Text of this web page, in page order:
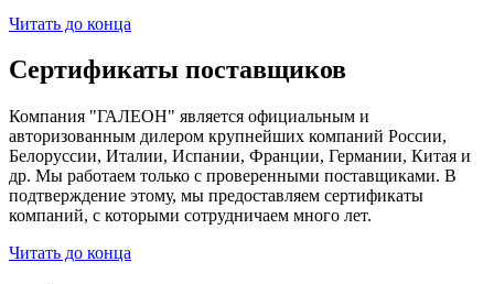
Читать до конца
Сертификаты поставщиков
Компания "ГАЛЕОН" является официальным и
авторизованным дилером крупнейших компаний России,
Белоруссии, Италии, Испании, Франции, Германии, Китая и
др. Мы работаем только с проверенными поставщиками. В
подтверждение этому, мы предоставляем сертификаты
компаний, с которыми сотрудничаем много лет.
Читать до конца